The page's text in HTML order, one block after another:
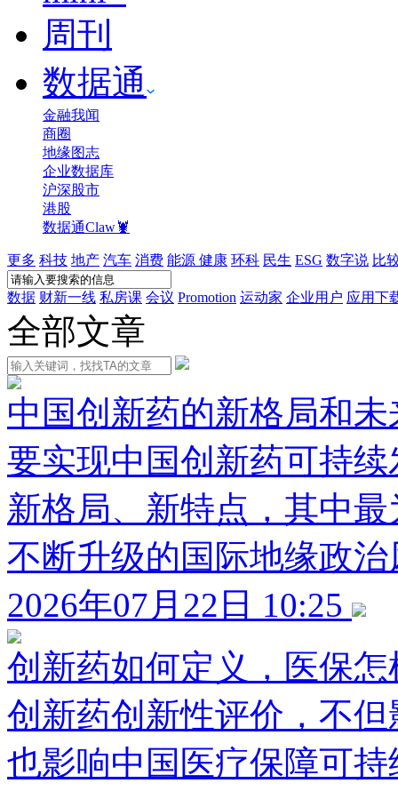
周刊
数据通
金融我闻
商圈
地缘图志
企业数据库
沪深股市
港股
数据通Claw🦞
更多 科技 地产 汽车 消费 能源 健康 环科 民生 ESG 数字说 比
数据 财新一线 私房课 会议 Promotion 运动家 企业用户 应用下
全部文章
中国创新药的新格局和
要实现中国创新药可持
新格局、新特点，其中
不断升级的国际地缘政治
2026年07月22日 10:25
创新药如何定义，医保
创新药创新性评价，不
也影响中国医疗保障可